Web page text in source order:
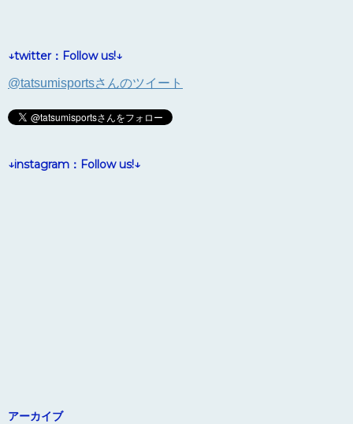
↓twitter：Follow us!↓
@tatsumisportsさんのツイート
↓instagram：Follow us!↓
アーカイブ